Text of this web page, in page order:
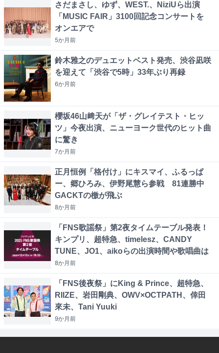
さだまさし、ゆず、WEST.、NiziUら出演
「MUSIC FAIR」3100回記念コンサートを
オンエアで
5か月前
鈴木雅之のデュエットベスト発売、渋谷凪咲
を迎えて「渋谷で5時」33年ぶり再録
6か月前
櫻坂46山﨑天が「ザ・グレイテスト・ヒッ
ツ」今夜出演、ニューヨーク世代のヒット曲
に驚き
7か月前
正月恒例「格付け」にキスマイ、ふるっぱ
ー、郷ひろみ、伊野尾慧ら参戦 81連勝中
GACKTの檄が飛ぶ
8か月前
「FNS歌謡祭」第2夜タイムテーブル発表！
キンプリ、超特急、timelesz、CANDY
TUNE、JO1、aikoらの出演時間や歌唱曲は
8か月前
「FNS後夜祭」にKing & Prince、超特急、
RIIZE、岩田剛典、OWV×OCTPATH、倖田
來未、Tani Yuuki
9か月前